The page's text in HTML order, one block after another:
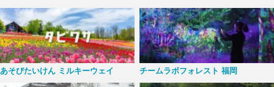
あそびたいけん ミルキーウェイ チームラボフォレスト 福岡